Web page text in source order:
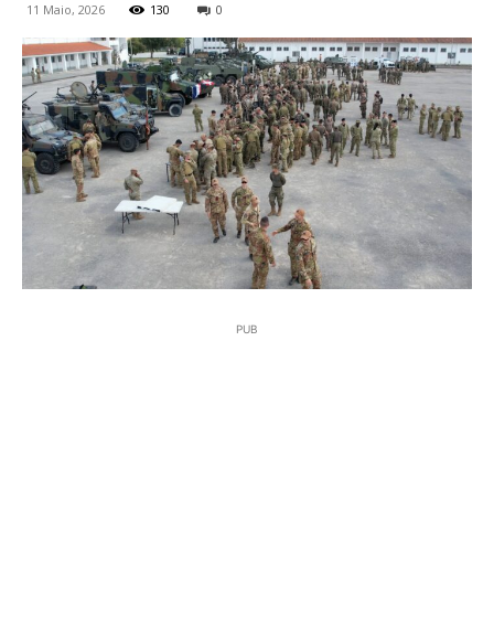
11 Maio, 2026 130 0
PUB